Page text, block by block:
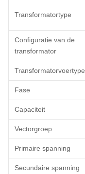
Transformatortype
Configuratie van de
transformator
Transformatorvoertype
Fase
Capaciteit
Vectorgroep
Primaire spanning
Secundaire spanning